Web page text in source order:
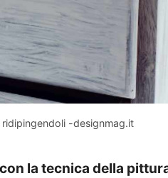
-designmag.it
la tecnica della